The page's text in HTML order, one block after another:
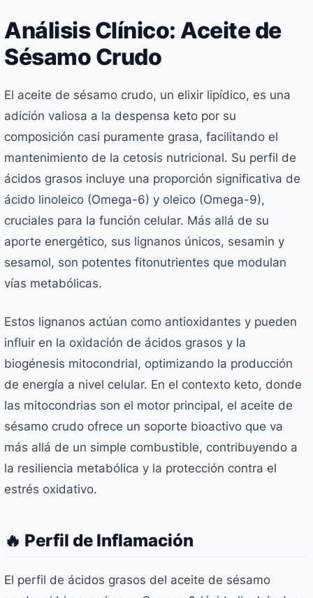
Análisis Clínico: Aceite de
Sésamo Crudo
El aceite de sésamo crudo, un elixir lipídico, es una
adición valiosa a la despensa keto por su
composición casi puramente grasa, facilitando el
mantenimiento de la cetosis nutricional. Su perfil de
ácidos grasos incluye una proporción significativa de
ácido linoleico (Omega-6) y oleico (Omega-9),
cruciales para la función celular. Más allá de su
aporte energético, sus lignanos únicos, sesamin y
sesamol, son potentes fitonutrientes que modulan
vías metabólicas.
Estos lignanos actúan como antioxidantes y pueden
influir en la oxidación de ácidos grasos y la
biogénesis mitocondrial, optimizando la producción
de energía a nivel celular. En el contexto keto, donde
las mitocondrias son el motor principal, el aceite de
sésamo crudo ofrece un soporte bioactivo que va
más allá de un simple combustible, contribuyendo a
la resiliencia metabólica y la protección contra el
estrés oxidativo.
🔥 Perfil de Inflamación
El perfil de ácidos grasos del aceite de sésamo